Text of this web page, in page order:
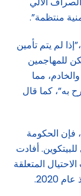
منتظمة”.
لم يتم تأمين
للمهاجمين
مما
به”، كما قال
فإن الحكومة
أفادت
المتعلقة